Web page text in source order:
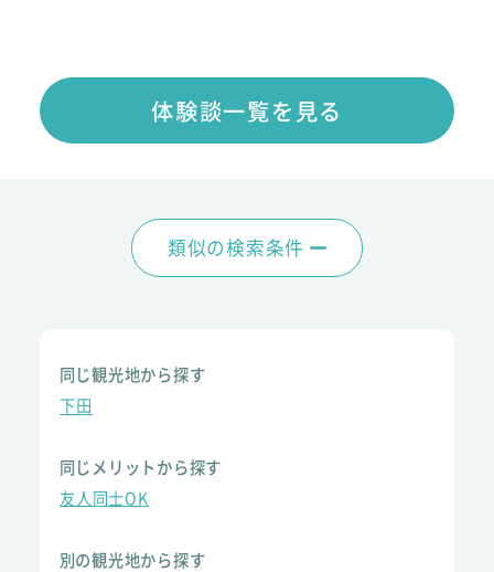
体験談一覧を見る
類似の検索条件
同じ観光地から探す
下田
同じメリットから探す
友人同士OK
別の観光地から探す